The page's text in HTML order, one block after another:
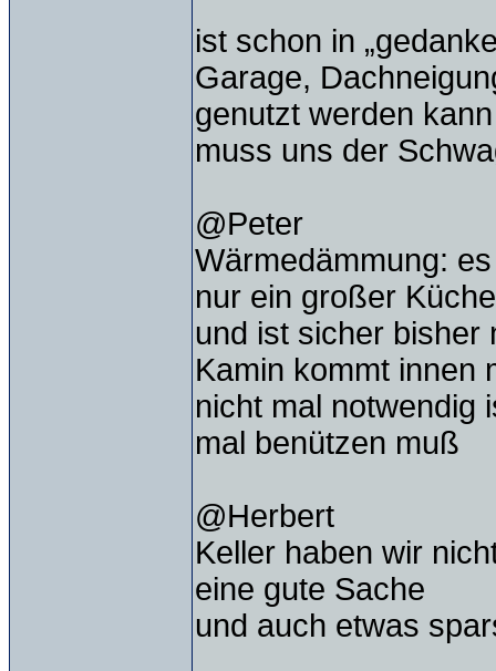
ist schon in
Garage,
genutzt werden
muss uns der
@Peter
Wärmedämmung:
nur ein großer
und ist sicher bisher
Kamin kommt innen
nicht mal notwendig
mal benützen muß
@Herbert
Keller haben wir
eine gute Sache
und auch etwas